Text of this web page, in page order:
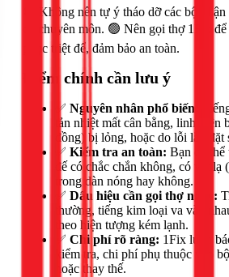
🔴 Không nên tự ý tháo dỡ các bộ
có chuyên môn. 🟢 Nên gọi thợ 1Fix
phục triệt để, đảm bảo an toàn.
Điểm chính cần lưu ý
✅ Nguyên nhân phổ biến:
tản nhiệt mất cân bằng, linh kiện
đồng) bị lỏng, hoặc do lỗi lắp đặt
✅ Kiểm tra an toàn: Bạn có thể
đế có chắc chắn không, có vật lạ
trong dàn nóng hay không.
✅ Dấu hiệu cần gọi thợ ngay:
thường, tiếng kim loại va vào
theo hiện tượng kém lạnh.
✅ Chi phí rõ ràng: 1Fix luôn
kiểm tra, chi phí phụ thuộc vào
hoặc thay thế.